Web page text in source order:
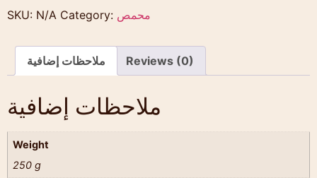
SKU: N/A Category: محمص
ملاحظات إضافية Reviews (0)
ملاحظات إضافية
Weight
250 g